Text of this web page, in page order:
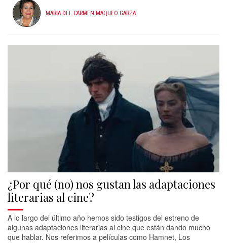
MARIA DEL CARMEN MAQUEO GARZA
¿Por qué (no) nos gustan las adaptaciones
literarias al cine?
A lo largo del último año hemos sido testigos del estreno de
algunas adaptaciones literarias al cine que están dando mucho
que hablar. Nos referimos a películas como Hamnet, Los